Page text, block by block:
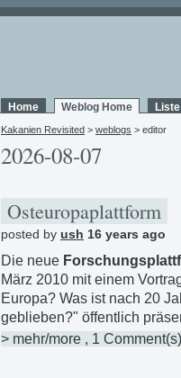
Home Weblog Home
Kakanien Revisited > weblogs > editor
2026-08-07
Osteuropaplattform
posted by ush 16 years ago
Die neue
März 2010 mit einem
Europa? Was ist nach 20
geblieben?" öffentlich
> mehr/more , 1 Comment(s)